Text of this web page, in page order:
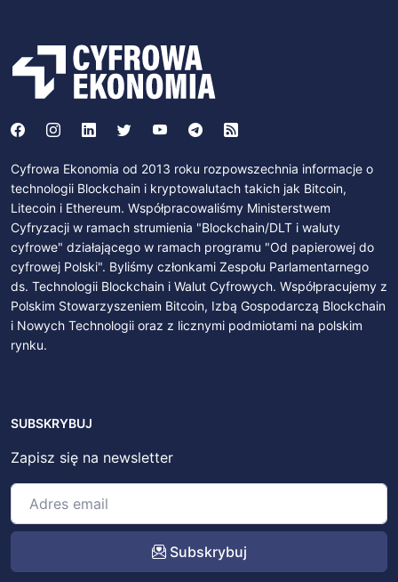
Cyfrowa Ekonomia od 2013 roku rozpowszechnia informacje o
technologii Blockchain i kryptowalutach takich jak Bitcoin,
Litecoin i Ethereum. Współpracowaliśmy Ministerstwem
Cyfryzacji w ramach strumienia "Blockchain/DLT i waluty
cyfrowe" działającego w ramach programu "Od papierowej do
cyfrowej Polski". Byliśmy członkami Zespołu Parlamentarnego
ds. Technologii Blockchain i Walut Cyfrowych. Współpracujemy z
Polskim Stowarzyszeniem Bitcoin, Izbą Gospodarczą Blockchain
i Nowych Technologii oraz z licznymi podmiotami na polskim
rynku.
SUBSKRYBUJ
Zapisz się na newsletter
Subskrybuj